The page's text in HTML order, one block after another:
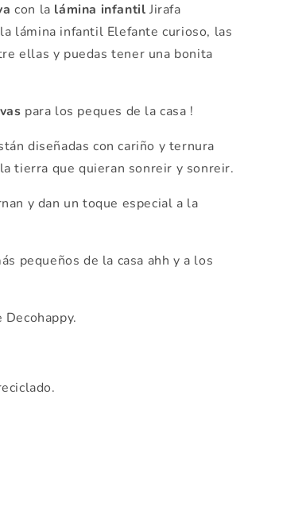
con la lámina infantil Jirafa
lámina infantil Elefante curioso, las
ellas y puedas tener una bonita
para los peques de la casa !
diseñadas con cariño y ternura
tierra que quieran sonreir y sonreir.
y dan un toque especial a la
pequeños de la casa ahh y a los